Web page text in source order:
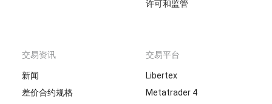
许可和监管
交易资讯
新闻
差价合约规格
交易平台
Libertex
Metatrader 4